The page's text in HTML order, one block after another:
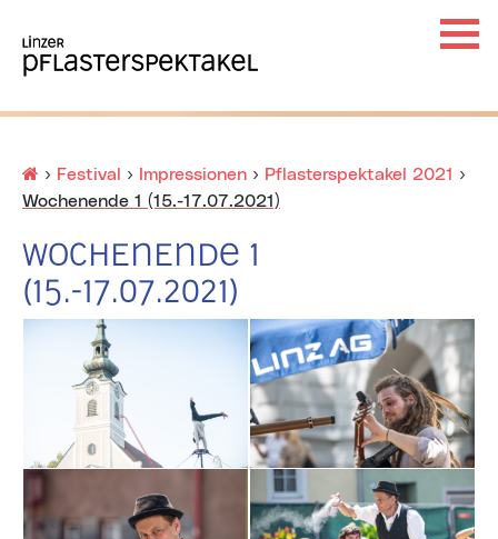
×
Startseite
› Festival › Impressionen › Pflasterspektakel 2021 ›
Wochenende 1 (15.-17.07.2021)
Wochenende 1
(15.-17.07.2021)